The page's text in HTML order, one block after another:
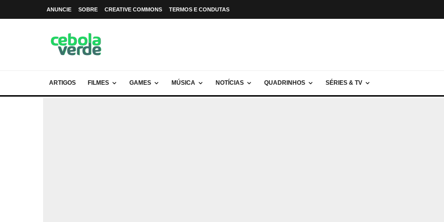
ANUNCIE SOBRE CREATIVE COMMONS TERMOS E CONDUTAS
ARTIGOS FILMES GAMES MÚSICA NOTÍCIAS QUADRINHOS SÉRIES & TV